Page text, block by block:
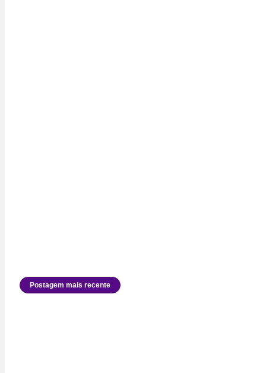
Postagem mais recente